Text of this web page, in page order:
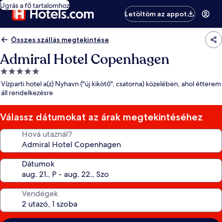
Ugrás a fő tartalomhoz
Letöltöm az appot
Összes szállás megtekintése
Admiral Hotel Copenhagen
5.0
csillagos
szálláshely
Vízparti hotel a(z) Nyhavn ("új kikötő", csatorna) közelében, ahol étterem
áll rendelkezésre
Válassz dátumokat az árak megtekintéséhez
Hová utaznál?
Dátumok
Vendégek